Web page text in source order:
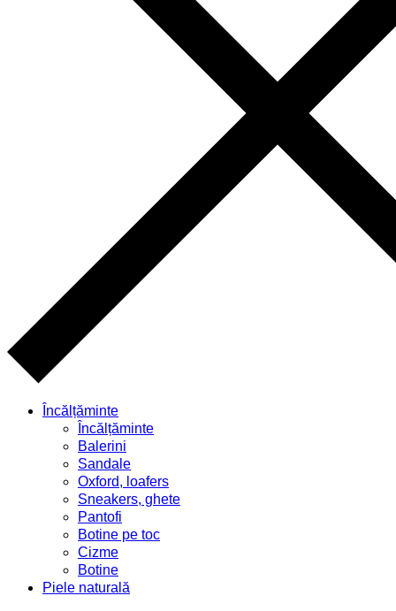
Încălțăminte
Încălțăminte
Balerini
Sandale
Oxford, loafers
Sneakers, ghete
Pantofi
Botine pe toc
Cizme
Botine
Piele naturală